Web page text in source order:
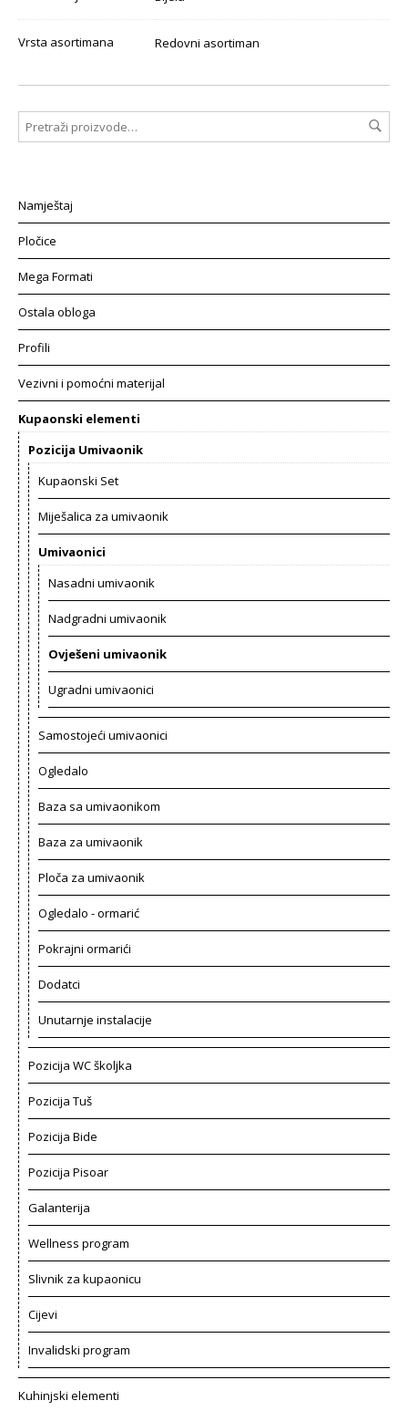
Vrsta asortimana Redovni asortiman
Namještaj
Pločice
Mega Formati
Ostala obloga
Profili
Vezivni i pomoćni materijal
Kupaonski elementi
Pozicija Umivaonik
Kupaonski Set
Miješalica za umivaonik
Umivaonici
Nasadni umivaonik
Nadgradni umivaonik
Ovješeni umivaonik
Ugradni umivaonici
Samostojeći umivaonici
Ogledalo
Baza sa umivaonikom
Baza za umivaonik
Ploča za umivaonik
Ogledalo - ormarić
Pokrajni ormarići
Dodatci
Unutarnje instalacije
Pozicija WC školjka
Pozicija Tuš
Pozicija Bide
Pozicija Pisoar
Galanterija
Wellness program
Slivnik za kupaonicu
Cijevi
Invalidski program
Kuhinjski elementi